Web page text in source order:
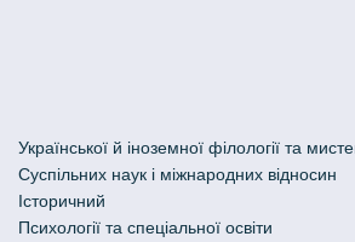
Української й іноземної філології та
Cуспільних наук і міжнародних відносин
Історичний
Психології та спеціальної освіти